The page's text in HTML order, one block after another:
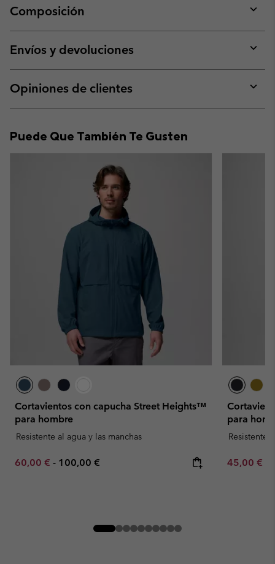
Composición
or
Envíos y devoluciones
or
Opiniones de clientes
or
Puede Que También Te Gusten
Cortavientos con capucha Street Heights™
para hombre
Resistente al agua y las manchas
Minimum sale price:
60,00 € - Maximum price:
100,00 €
para
Resistente
Minimum
45,00 €